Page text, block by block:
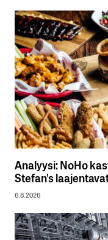
Analyysi: NoHo
Stefan’s
6.8.2026